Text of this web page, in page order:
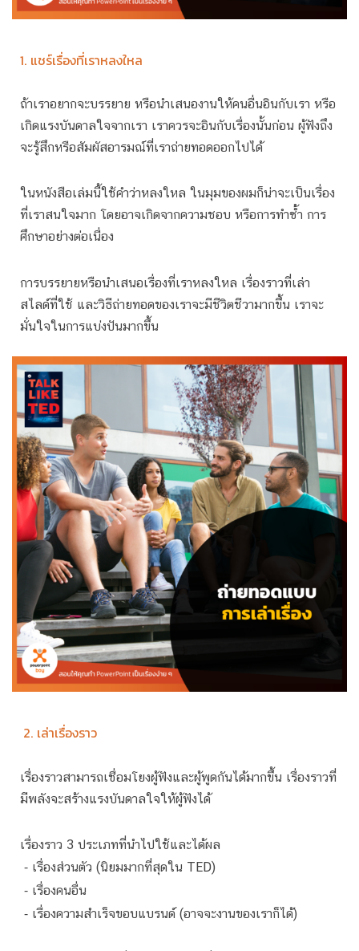
1. แชร์เรื่องที่เราหลงใหล
ถ้าเราอยากจะบรรยาย หรือนำเสนองานให้คนอื่นอินกับเรา หรือ
เกิดแรงบันดาลใจจากเรา เราควรจะอินกับเรื่องนั้นก่อน ผู้ฟังถึง
จะรู้สึกหรือสัมผัสอารมณ์ที่เราถ่ายทอดออกไปได้
ในหนังสือเล่มนี้ใช้คำว่าหลงใหล ในมุมของผมก็น่าจะเป็นเรื่อง
ที่เราสนใจมาก โดยอาจเกิดจากความชอบ หรือการทำซ้ำ การ
ศึกษาอย่างต่อเนื่อง
การบรรยายหรือนำเสนอเรื่องที่เราหลงใหล เรื่องราวที่เล่า
สไลด์ที่ใช้ และวิธีถ่ายทอดของเราจะมีชีวิตชีวามากขึ้น เราจะ
มั่นใจในการแบ่งปันมากขึ้น
2. เล่าเรื่องราว
เรื่องราวสามารถเชื่อมโยงผู้ฟังและผู้พูดกันได้มากขึ้น เรื่องราวที่
มีพลังจะสร้างแรงบันดาลใจให้ผู้ฟังได้
เรื่องราว 3 ประเภทที่นำไปใช้และได้ผล
⁃ เรื่องส่วนตัว (นิยมมากที่สุดใน TED)
⁃ เรื่องคนอื่น
⁃ เรื่องความสำเร็จขอบแบรนด์ (อาจจะงานของเราก็ได้)